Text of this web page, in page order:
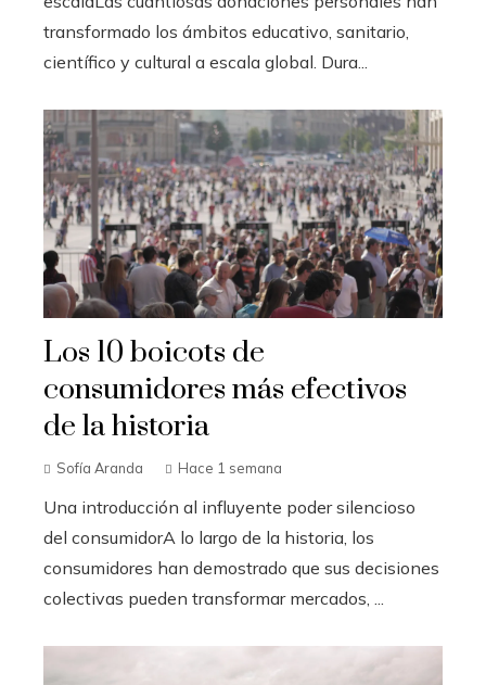
transformado los ámbitos educativo, sanitario,
científico y cultural a escala global. Dura...
Los 10 boicots de
consumidores más efectivos
de la historia
Sofía Aranda Hace 1 semana
Una introducción al influyente poder silencioso
del consumidorA lo largo de la historia, los
consumidores han demostrado que sus decisiones
colectivas pueden transformar mercados, ...